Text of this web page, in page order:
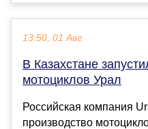
13:50, 01 Авг
В Казахстане
мотоциклов Урал
Российская компания
производство